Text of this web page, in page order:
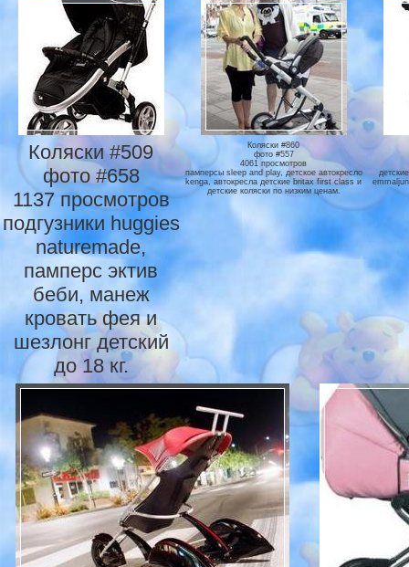
Коляски #509
фото #658
1137 просмотров
подгузники huggies
naturemade,
памперс эктив
беби, манеж
кровать фея и
шезлонг детский
до 18 кг.
Коляски #860
фото #557
4061 просмотров
памперсы sleep and play, детское автокресло
kenga, автокресла детские britax first class и
детские коляски по низким ценам.